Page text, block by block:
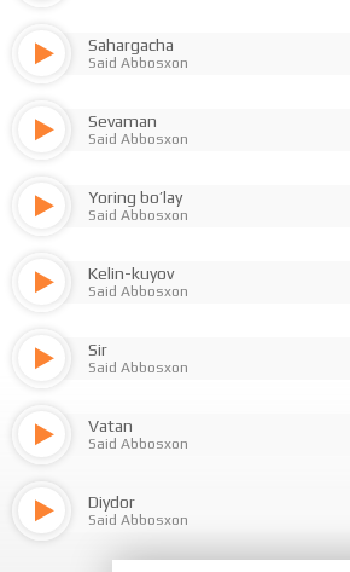
Sahargacha
Said Abbosxon
Sevaman
Said Abbosxon
Yoring bo’lay
Said Abbosxon
Kelin-kuyov
Said Abbosxon
Sir
Said Abbosxon
Vatan
Said Abbosxon
Diydor
Said Abbosxon